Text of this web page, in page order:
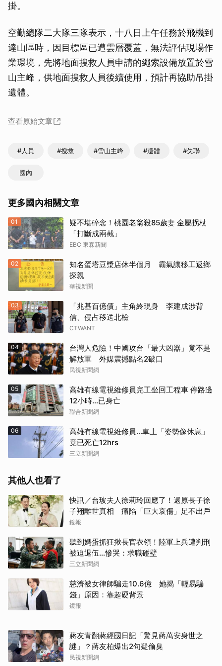
掛。
空勤總隊二大隊三隊表示，十八日上午任務於飛機到
達山區時，因目標區已遭雲層覆蓋，無法評估現場作
業環境，先將地面搜救人員申請的繩索設備放置於雪
山主峰，供地面搜救人員後續使用，預計再協助吊掛
遺體。
查看原始文章
#人員 #搜救 #雪山主峰 #遺體 #失聯
國內
更多國內相關文章
01
疑不堪碎念！桃園老翁殺85歲妻 金屬拐杖
「打斷成兩截」
EBC 東森新聞
02
知名蛋塔豆漿店休半個月 霸氣讓移工返鄉
探親
華視新聞
03
「兆基百億債」主角終現身 李建成涉背
信、侵占移送北檢
CTWANT
04
台灣人危險！中國攻台「最大凶器」竟不是
解放軍 外媒震撼點名2破口
民視新聞網
05
高雄有線電視維修員完工坐回工程車 停路邊
12小時…已身亡
聯合新聞網
06
高雄有線電視維修員…車上「姿勢像休息」
竟已死亡12hrs
三立新聞網
其他人也看了
快訊／台玻夫人徐莉玲回應了！還原長子徐
子翔離世真相 痛陷「巨大哀傷」足不出戶
鏡報
聽到媽蛋抓狂揪長官衣領！陸軍上兵遭判刑
被迫退伍…慘哭：求職碰壁
三立新聞網
慈濟被女律師騙走10.6億 她揭「輕易騙
錢」原因：靠超硬背景
鏡報
蔣友青翻蔣經國日記「驚見蔣萬安身世之
謎」？蔣友柏爆出2句疑偷臭
民視新聞網